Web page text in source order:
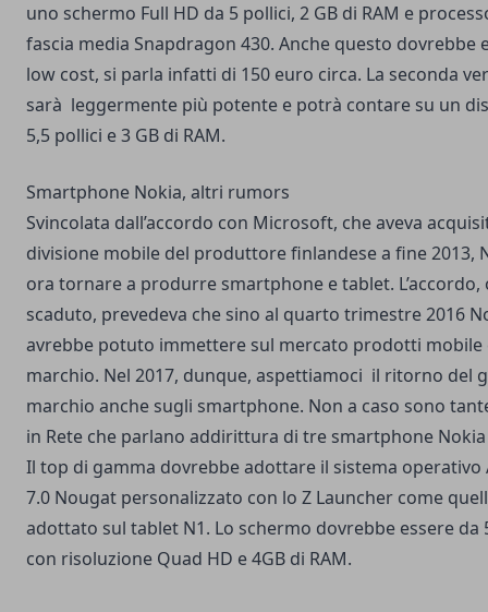
uno schermo Full HD da 5 pollici, 2 GB di RAM e
fascia media Snapdragon 430. Anche questo dovrebbe
low cost, si parla infatti di 150 euro circa. La seconda
sarà leggermente più potente e potrà contare su un
5,5 pollici e 3 GB di RAM.
Smartphone Nokia, altri rumors
Svincolata dall’accordo con Microsoft, che aveva
divisione mobile del produttore finlandese a fine 2013,
ora tornare a produrre smartphone e tablet. L’accordo,
scaduto, prevedeva che sino al quarto trimestre 2016
avrebbe potuto immettere sul mercato prodotti mobile
marchio. Nel 2017, dunque, aspettiamoci il ritorno del
marchio anche sugli smartphone. Non a caso sono
in Rete che parlano addirittura di tre smartphone Nokia
Il top di gamma dovrebbe adottare il sistema operativo
7.0 Nougat personalizzato con lo Z Launcher come
adottato sul tablet N1. Lo schermo dovrebbe essere da
con risoluzione Quad HD e 4GB di RAM.